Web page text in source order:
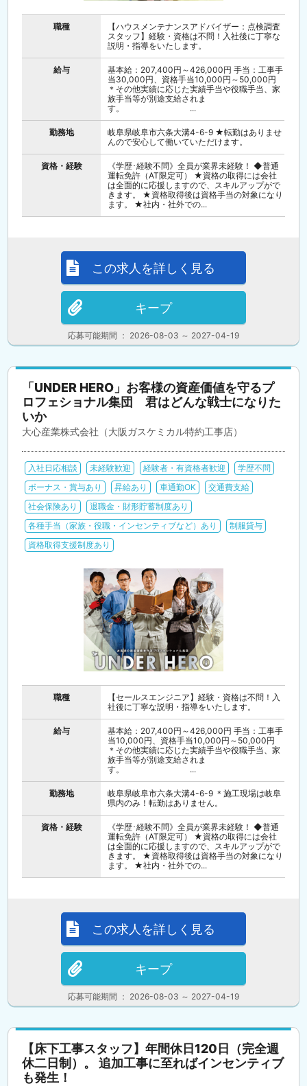
職種
【ハウスメンテナンスアドバイザー：点検調査
スタッフ】経験・資格は不問！入社後に丁寧な
説明・指導をいたします。
給与
基本給：207,400円～426,000円 手当：工事手
当30,000円、資格手当10,000円～50,000円
＊その他実績に応じた実績手当や役職手当、家
族手当等が別途支給されま
す。 ...
勤務地
岐阜県岐阜市六条大溝4-6-9 ★転勤はありませ
んので安心して働いていただけます。
資格・経験
《学歴･経験不問》全員が業界未経験！ ◆普通
運転免許（AT限定可） ★資格の取得には会社
は全面的に応援しますので、スキルアップがで
きます。 ★資格取得後は資格手当の対象になり
ます。 ★社内・社外での...
応募可能期間 ： 2026-08-03 ～ 2027-04-19
この求人を詳しく見る
キープ
「UNDER HERO」お客様の資産価値を守るプ
ロフェショナル集団 君はどんな戦士になりた
いか
大心産業株式会社（大阪ガスケミカル特約工事店）
入社日応相談 未経験歓迎 経験者・有資格者歓迎
学歴不問
ボーナス・賞与あり
昇給あり 車通勤OK
交通費支給
社会保険あり
退職金・財形貯蓄制度あり
各種手当（家族・役職・インセンティブなど）あり
制服貸与
資格取得支援制度あり
職種
【セールスエンジニア】経験・資格は不問！入
社後に丁寧な説明・指導をいたします。
給与
基本給：207,400円～426,000円 手当：工事手
当10,000円、資格手当10,000円～50,000円
＊その他実績に応じた実績手当や役職手当、家
族手当等が別途支給されま
す。 ...
勤務地
岐阜県岐阜市六条大溝4-6-9 ＊施工現場は岐阜
県内のみ！転勤はありません。
資格・経験
《学歴･経験不問》全員が業界未経験！ ◆普通
運転免許（AT限定可） ★資格の取得には会社
は全面的に応援しますので、スキルアップがで
きます。 ★資格取得後は資格手当の対象になり
ます。 ★社内・社外での...
応募可能期間 ： 2026-08-03 ～ 2027-04-19
この求人を詳しく見る
キープ
【床下工事スタッフ】年間休日120日（完全週
休二日制）。 追加工事に至ればインセンティブ
も発生！